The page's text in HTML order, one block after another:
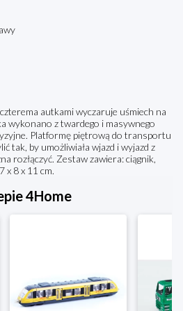
autkami wyczaruje uśmiech na
wykonano z twardego i masywnego
Platformę piętrową do transportu
tak, by umożliwiała wjazd i wyjazd z
rozłączyć. Zestaw zawiera: ciągnik,
x 8 x 11 cm.
4Home